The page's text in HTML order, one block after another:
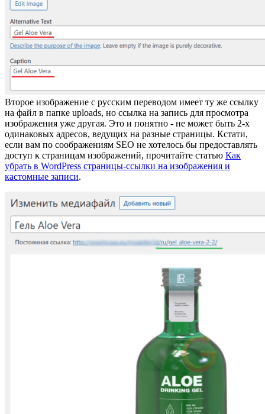
Второе изображение с русским переводом имеет ту же ссылку
на файл в папке uploads, но ссылка на запись для просмотра
изображения уже другая. Это и понятно - не может быть 2-х
одинаковых адресов, ведущих на разные страницы. Кстати,
если вам по соображениям SEO не хотелось бы предоставлять
доступ к страницам изображений, прочитайте статью Как
убрать в WordPress страницы-ссылки на изображения и
кастомные записи.